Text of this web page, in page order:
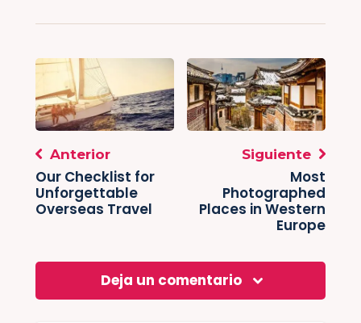
Anterior
Our Checklist for
Unforgettable
Overseas Travel
Siguiente
Most
Photographed
Places in Western
Europe
Deja un comentario